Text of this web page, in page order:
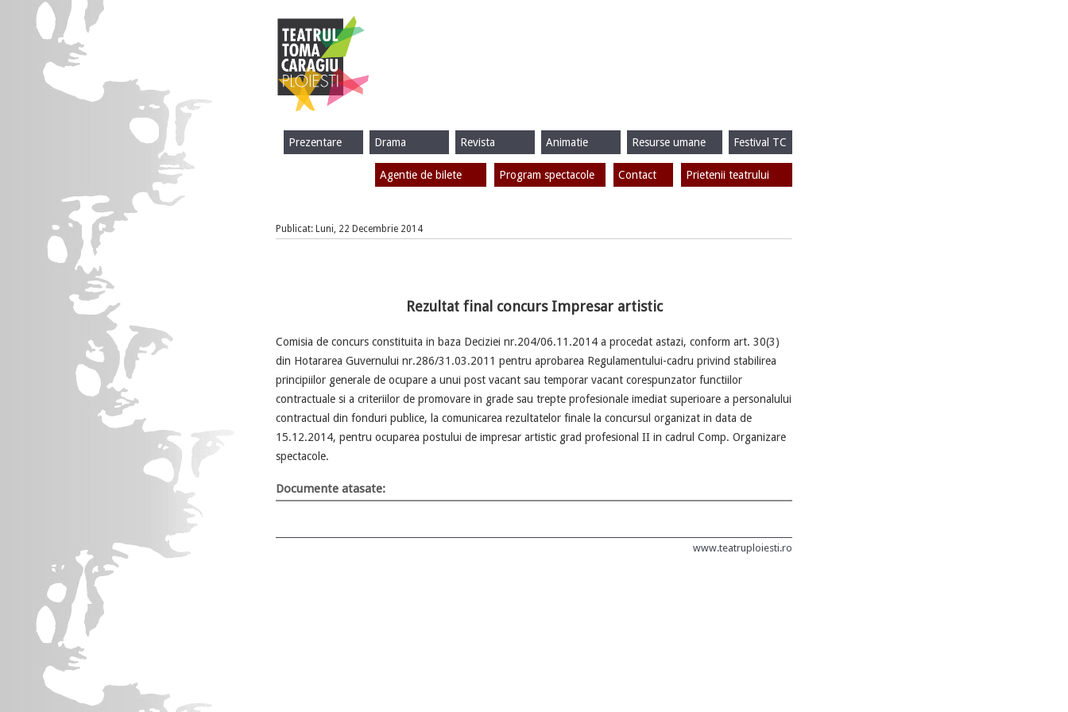
Festival TC
Resurse umane
Animatie
Revista
Drama
Prezentare
Prietenii teatrului
Contact
Program spectacole
Agentie de bilete
Publicat: Luni, 22 Decembrie 2014
Rezultat final concurs Impresar artistic
Comisia de concurs constituita in baza Deciziei nr.204/06.11.2014 a procedat astazi, conform art. 30(3)
din Hotararea Guvernului nr.286/31.03.2011 pentru aprobarea Regulamentului-cadru privind stabilirea
principiilor generale de ocupare a unui post vacant sau temporar vacant corespunzator functiilor
contractuale si a criteriilor de promovare in grade sau trepte profesionale imediat superioare a personalului
contractual din fonduri publice, la comunicarea rezultatelor finale la concursul organizat in data de
15.12.2014, pentru ocuparea postului de impresar artistic grad profesional II in cadrul Comp. Organizare
spectacole.
Documente atasate:
www.teatruploiesti.ro